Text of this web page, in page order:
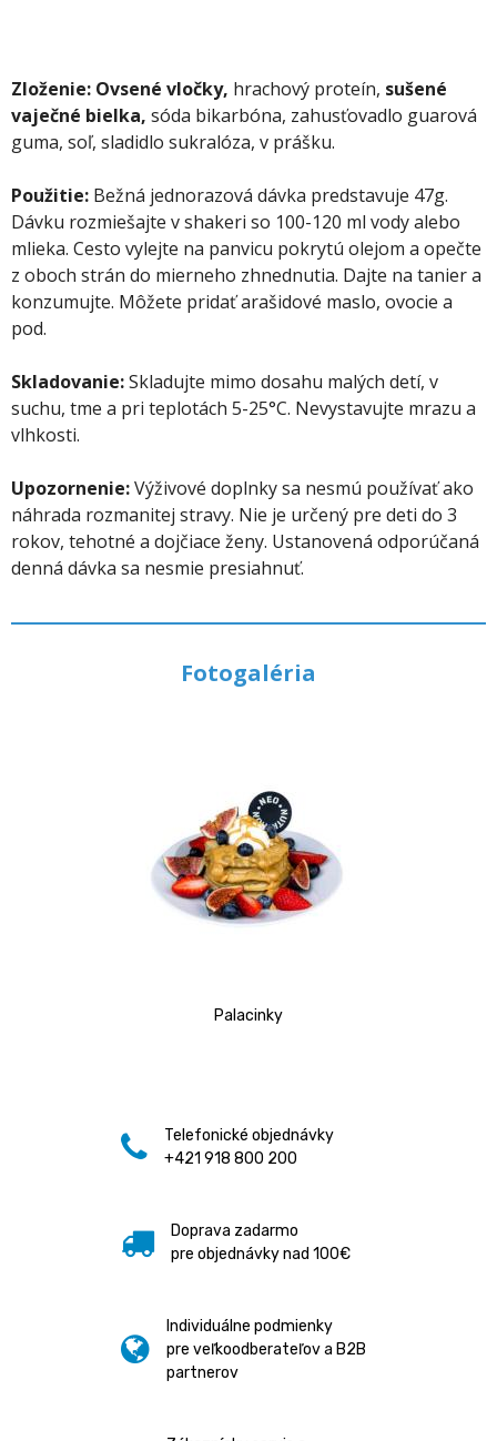
Zloženie: Ovsené vločky, hrachový proteín, sušené
vaječné bielka, sóda bikarbóna, zahusťovadlo guarová
guma, soľ, sladidlo sukralóza, v prášku.
Použitie: Bežná jednorazová dávka predstavuje 47g.
Dávku rozmiešajte v shakeri so 100-120 ml vody alebo
mlieka. Cesto vylejte na panvicu pokrytú olejom a opečte
z oboch strán do mierneho zhnednutia. Dajte na tanier a
konzumujte. Môžete pridať arašidové maslo, ovocie a
pod.
Skladovanie:Skladujte mimo dosahu malých detí, v
suchu, tme a pri teplotách 5-25°C. Nevystavujte mrazu a
vlhkosti.
Upozornenie:Výživové doplnky sa nesmú používať ako
náhrada rozmanitej stravy. Nie je určený pre deti do 3
rokov, tehotné a dojčiace ženy. Ustanovená odporúčaná
denná dávka sa nesmie presiahnuť.
Fotogaléria
Palacinky
Telefonické objednávky
+421 918 800 200
Doprava zadarmo
pre objednávky nad 100€
Individuálne podmienky
pre veľkoodberateľov a B2B
partnerov